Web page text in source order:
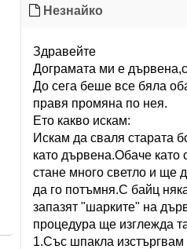
Незнайко
Здравейте
Дограмата ми е
До сега беше все бяла
правя промяна по нея.
Ето какво искам:
Искам да сваля старата
като дървена.Обаче
стане много светло и ще
да го потъмня.С байц
запазят "шарките" на
процедура ще изглежда
1.Със шпакла